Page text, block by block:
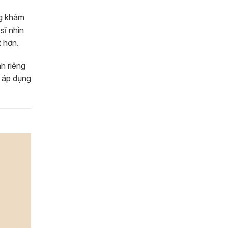
khám
nhìn
hơn.
riêng
dụng